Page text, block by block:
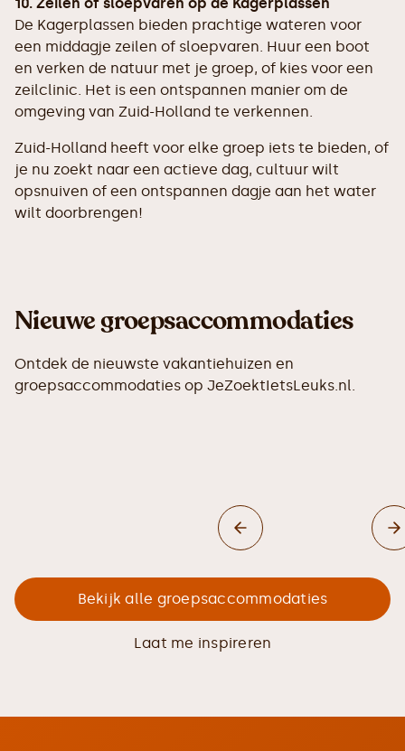
10. Zeilen of sloepvaren op de Kagerplassen
De Kagerplassen bieden prachtige wateren voor
een middagje zeilen of sloepvaren. Huur een boot
en verken de natuur met je groep, of kies voor een
zeilclinic. Het is een ontspannen manier om de
omgeving van Zuid-Holland te verkennen.
Zuid-Holland heeft voor elke groep iets te bieden, of
je nu zoekt naar een actieve dag, cultuur wilt
opsnuiven of een ontspannen dagje aan het water
wilt doorbrengen!
Nieuwe groepsaccommodaties
Ontdek de nieuwste vakantiehuizen en
groepsaccommodaties op JeZoektIetsLeuks.nl.
Bekijk alle groepsaccommodaties
Laat me inspireren